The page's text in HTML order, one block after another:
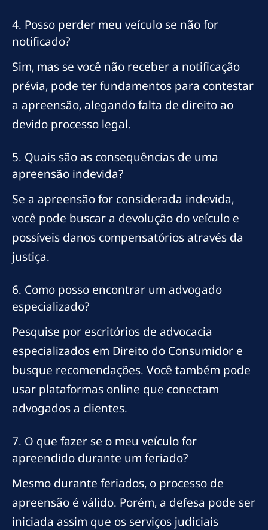
4. Posso perder meu veículo se não for
notificado?
Sim, mas se você não receber a notificação
prévia, pode ter fundamentos para contestar
a apreensão, alegando falta de direito ao
devido processo legal.
5. Quais são as consequências de uma
apreensão indevida?
Se a apreensão for considerada indevida,
você pode buscar a devolução do veículo e
possíveis danos compensatórios através da
justiça.
6. Como posso encontrar um advogado
especializado?
Pesquise por escritórios de advocacia
especializados em Direito do Consumidor e
busque recomendações. Você também pode
usar plataformas online que conectam
advogados a clientes.
7. O que fazer se o meu veículo for
apreendido durante um feriado?
Mesmo durante feriados, o processo de
apreensão é válido. Porém, a defesa pode ser
iniciada assim que os serviços judiciais